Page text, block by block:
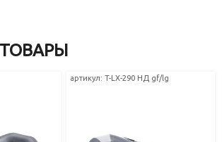
Таймень
артикул: T-LX-290 НД gf/lg